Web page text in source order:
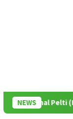
NEWS
Pelti (PNP) edisi